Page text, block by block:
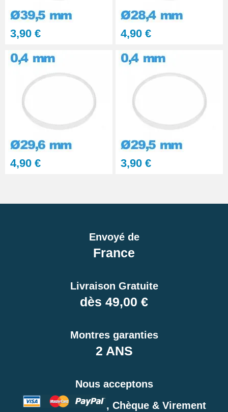
3,90 € 4,90 €
4,90 € 3,90 €
Envoyé de
France
Livraison Gratuite
dès 49,00 €
Montres garanties
2 ANS
Nous acceptons
, Chèque & Virement